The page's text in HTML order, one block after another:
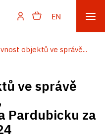
EN
objektů ve správě...
ve správě
Pardubicku za